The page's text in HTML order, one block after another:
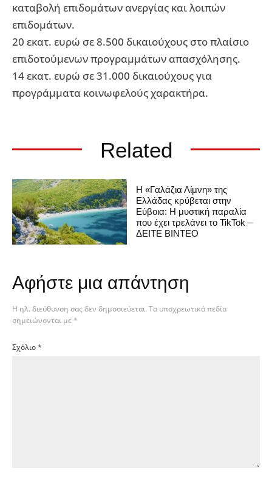
καταβολή επιδομάτων ανεργίας και λοιπών
επιδομάτων.
20 εκατ. ευρώ σε 8.500 δικαιούχους στο πλαίσιο
επιδοτούμενων προγραμμάτων απασχόλησης.
14 εκατ. ευρώ σε 31.000 δικαιούχους για
προγράμματα κοινωφελούς χαρακτήρα.
Related
Η «Γαλάζια Λίμνη» της
Ελλάδας κρύβεται στην
Εύβοια: Η μυστική παραλία
που έχει τρελάνει το TikTok –
ΔΕΙΤΕ ΒΙΝΤΕΟ
Αφήστε μια απάντηση
Η ηλ. διεύθυνση σας δεν δημοσιεύεται. Τα υποχρεωτικά πεδία
σημειώνονται με*
Σχόλιο*